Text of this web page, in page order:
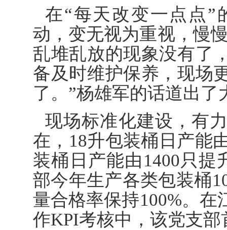
在“每天改变一点点”
动，变无视为重视，慢
乱堆乱放的现象没有了
备及时维护保养，现场
了。”杨雄军的话道出了
现场标准化建设，有
在，18升包装桶日产能
装桶日产能由1400只提
部今年生产各类包装桶
量合格率保持100%。
作KPI考核中，该党支